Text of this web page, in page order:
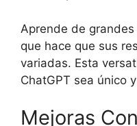
Aprende de
que hace que sus
variadas. Esta
ChatGPT sea único
Mejoras